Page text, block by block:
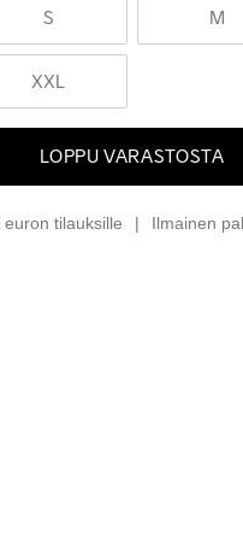
S M
XXL
LOPPU VARASTOSTA
tilauksille Ilmainen